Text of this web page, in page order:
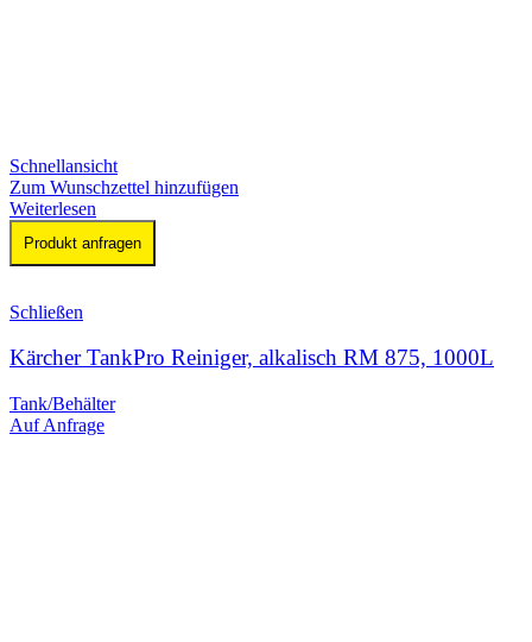
Schnellansicht
Zum Wunschzettel hinzufügen
Weiterlesen
Produkt anfragen
Schließen
Kärcher TankPro Reiniger, alkalisch RM 875, 1000L
Tank/Behälter
Auf Anfrage